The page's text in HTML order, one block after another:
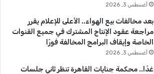
أغسطس 3, 2026
بعد مخالفات بيع الهواء.. الأعلى للإعلام يقرر
مراجعة عقود الإنتاج المشترك في جميع القنوات
الخاصة وإيقاف البرامج المخالفة فورًا
أغسطس 3, 2026
غدًا.. محكمة جنايات القاهرة تنظر ثاني جلسات